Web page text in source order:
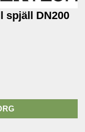
spjäll DN200